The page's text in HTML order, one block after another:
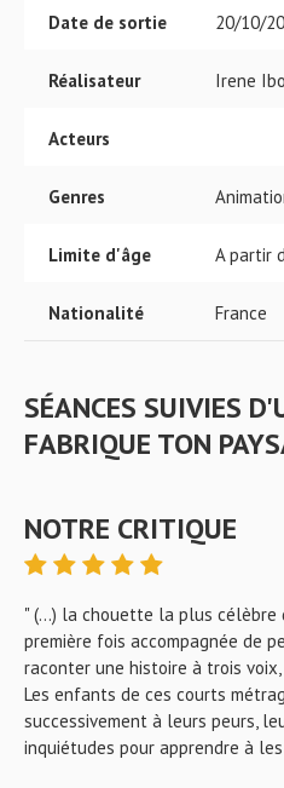
Date de sortie 20/10/
Réalisateur Irene
Acteurs
Genres
Limite d'âge A partir
Nationalité France
SÉANCES SUIVIES
FABRIQUE TON
NOTRE CRITIQUE
" (...) la chouette la plus célèbre
première fois accompagnée de
raconter une histoire à trois
Les enfants de ces courts
successivement à leurs peurs,
inquiétudes pour apprendre à les